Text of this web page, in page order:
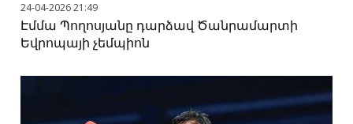
24-04-2026 21:49
Էմմա Պողոսյանը դարձավ Ծանրամարտի
Եվրոպայի չեմպիոն